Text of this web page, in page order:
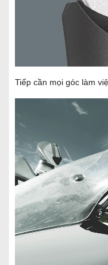
Tiếp cần mọi góc làm